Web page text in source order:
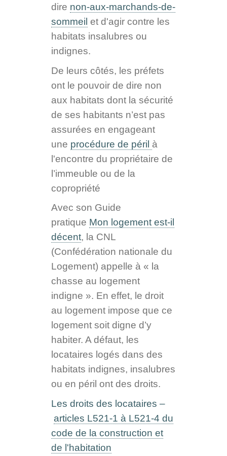
dire non-aux-marchands-de-
sommeil et d'agir contre les
habitats insalubres ou
indignes.
De leurs côtés, les préfets
ont le pouvoir de dire non
aux habitats dont la sécurité
de ses habitants n’est pas
assurées en engageant
une procédure de péril à
l'encontre du propriétaire de
l’immeuble ou de la
copropriété
Avec son Guide
pratique Mon logement est-il
décent, la CNL
(Confédération nationale du
Logement) appelle à « la
chasse au logement
indigne ». En effet, le droit
au logement impose que ce
logement soit digne d’y
habiter. A défaut, les
locataires logés dans des
habitats indignes, insalubres
ou en péril ont des droits.
Les droits des locataires –
articles L521-1 à L521-4 du
code de la construction et
de l'habitation